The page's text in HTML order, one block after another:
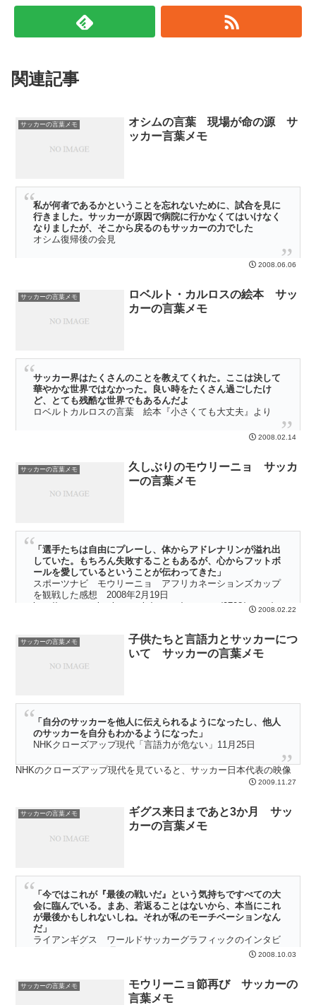
関連記事
サッカーの言葉メモ
オシムの言葉 現場が命の源 サ
ッカー言葉メモ
私が何者であるかということを忘れないために、試合を見に
行きました。サッカーが原因で病院に行かなくてはいけなく
なりましたが、そこから戻るのもサッカーの力でした
オシム復帰後の会見
このオシムの言葉をかみしめて「スタジアムに足を運ぼう」って改め
2008.06.06
サッカーの言葉メモ
ロベルト・カルロスの絵本 サッ
カーの言葉メモ
サッカー界はたくさんのことを教えてくれた。ここは決して
華やかな世界ではなかった。良い時をたくさん過ごしたけ
ど、とても残酷な世界でもあるんだよ
ロベルトカルロスの言葉 絵本『小さくても大丈夫』より
本屋を歩いていると、ロベルトカルロスの絵本が目にとまっ2008.02.14
サッカーの言葉メモ
久しぶりのモウリーニョ サッカ
ーの言葉メモ
「選手たちは自由にプレーし、体からアドレナリンが溢れ出
していた。もちろん失敗することもあるが、心からフットボ
ールを愛しているということが伝わってきた」
スポーツナビ モウリーニョ アフリカネーションズカップ
を観戦した感想 2008年2月19日
http://sportsnavi.yahoo.co.jp/soccer/eusoccer/0708/eucup/co
アフリカの代表同士の戦い「アフリカネーションズカップ」をモウリ
ーニョは見てきたとのこと。インタビューの中で少しだけそのことに
触れている。 モウリーニョは最新のサッカー戦術を知りつくした男
2008.02.22
サッカーの言葉メモ
子供たちと言語力とサッカーにつ
いて サッカーの言葉メモ
「自分のサッカーを他人に伝えられるようになったし、他人
のサッカーを自分もわかるようになった」
NHKクローズアップ現代「言語力が危ない」11月25日
NHKのクローズアップ現代を見ていると、サッカー日本代表の映像
が出てきた。しかし、番組のテーマはサッカーではなく子供たちの
うまく出せない。そういった事態が増えていて、危機感を強めてい
る、というのだ・・・・・
2009.11.27
サッカーの言葉メモ
ギグス来日まであと3か月 サッ
カーの言葉メモ
「今ではこれが『最後の戦いだ』という気持ちですべての大
会に臨んでいる。まあ、若返ることはないから、本当にこれ
が最後かもしれないしね。それが私のモーチベーションなん
だ」
ライアンギグス ワールドサッカーグラフィックのインタビ
ワールドサッカーグラフィックという雑誌で、アラサーという特集が
組まれていた。 アラサーとは、Around30だ。円熟味をましたプレイ
ヤーという話。 結構、渋い企画だ・・・・
2008.10.03
サッカーの言葉メモ
モウリーニョ節再び サッカーの
言葉メモ